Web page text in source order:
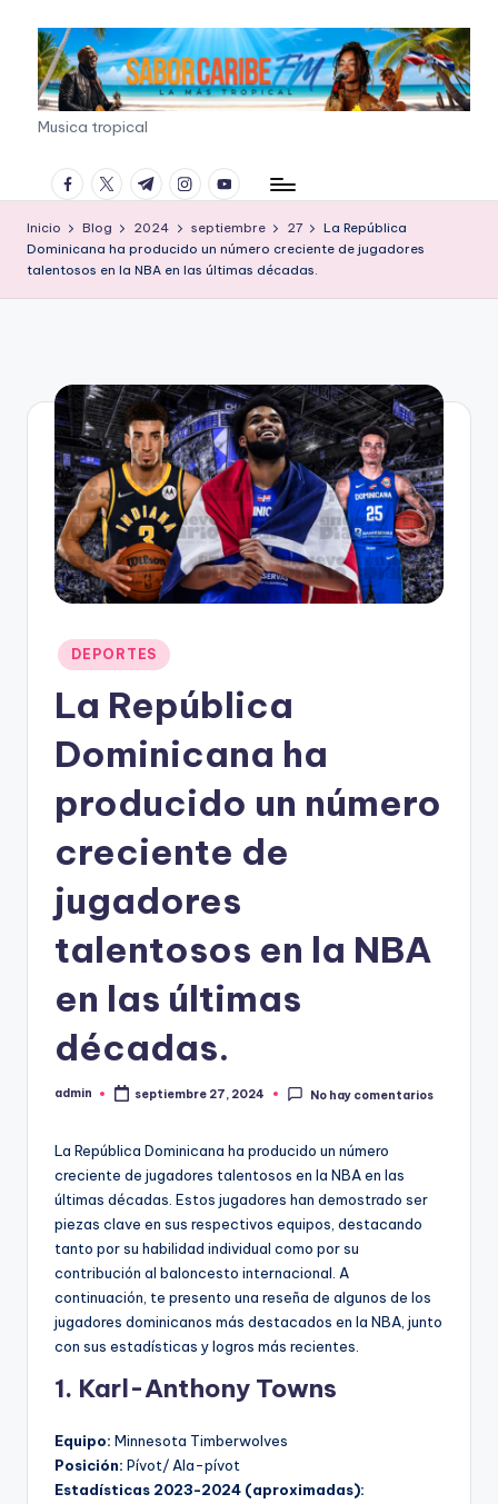
Saltar
contenido
S
B
O
R
R
B
E
F
M
Musica tropical
facebook.com
twitter.com
t.me instagram.com
youtube.com
Inicio Blog 2024 septiembre 27
La República
Dominicana ha producido un número creciente de jugadores
talentosos en la NBA en las últimas décadas.
Publicado
en
DEPORTES
La República
Dominicana ha
producido un número
creciente de
jugadores
talentosos en la NBA
en las últimas
décadas.
Publicado
admin septiembre 27, 2024 No hay comentarios
La República Dominicana ha producido un número
creciente de jugadores talentosos en la NBA en las
últimas décadas. Estos jugadores han demostrado ser
piezas clave en sus respectivos equipos, destacando
tanto por su habilidad individual como por su
contribución al baloncesto internacional. A
continuación, te presento una reseña de algunos de los
jugadores dominicanos más destacados en la NBA, junto
con sus estadísticas y logros más recientes.
1. Karl-Anthony Towns
Equipo: Minnesota Timberwolves
Posición: Pívot/ Ala-pívot
Estadísticas 2023-2024 (aproximadas):